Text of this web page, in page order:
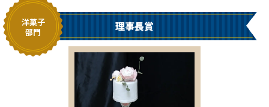
洋菓子
部門
理事長賞